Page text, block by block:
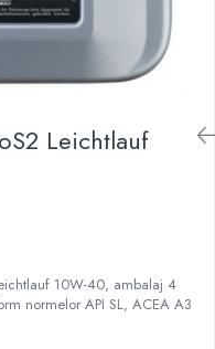
Leichtlauf
10W-40, ambalaj 4
normelor API SL, ACEA A3